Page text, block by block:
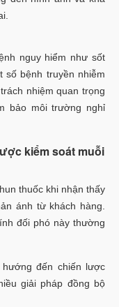
nguy hiểm như sốt
số bệnh truyền nhiễm
nhiệm quan trọng
bảo môi trường nghỉ
kiểm soát muỗi
thuốc khi nhận thấy
ánh từ khách hàng.
đối phó này thường
đến chiến lược
giải pháp đồng bộ